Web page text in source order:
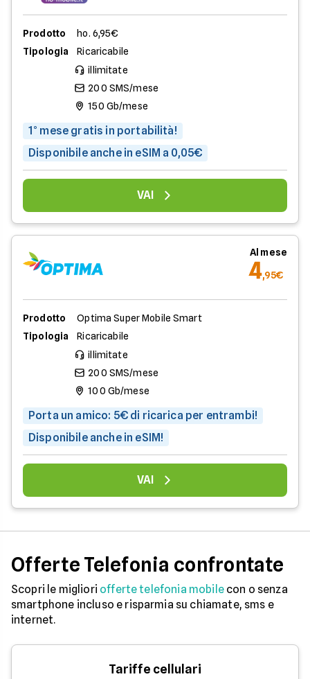
Prodotto
ho. 6,95€
Tipologia
Ricaricabile
illimitate
200 SMS/mese
150 Gb/mese
1° mese gratis in portabilità!
Disponibile anche in eSIM a 0,05€
VAI
Al mese
4,95€
Prodotto
Optima Super Mobile Smart
Tipologia
Ricaricabile
illimitate
200 SMS/mese
100 Gb/mese
Porta un amico: 5€ di ricarica per entrambi!
Disponibile anche in eSIM!
VAI
Offerte Telefonia confrontate
Scopri le migliori offerte telefonia mobilecon o senza
smartphone incluso e risparmia su chiamate, sms e
internet.
Tariffe cellulari